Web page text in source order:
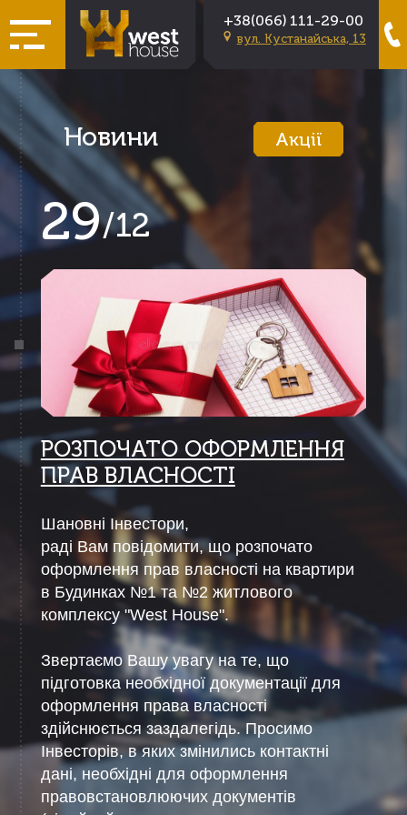
+38(066) 111-29-00
вул. Кустанайська, 13
Новини Акції
29/12
РОЗПОЧАТО ОФОРМЛЕННЯ
ПРАВ ВЛАСНОСТІ
Шановні Інвестори,
раді Вам повідомити, що розпочато
оформлення прав власності на квартири
в Будинках №1 та №2 житлового
комплексу "West House".
Звертаємо Вашу увагу на те, що
підготовка необхідної документації для
оформлення права власності
здійснюється заздалегідь. Просимо
Інвесторів, в яких змінились контактні
дані, необхідні для оформлення
правовстановлюючих документів